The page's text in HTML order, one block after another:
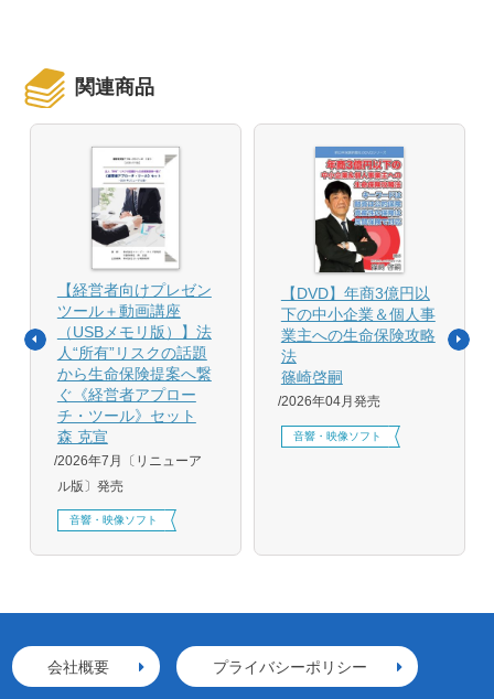
関連商品
【経営者向けプレゼン
ツール＋動画講座
（USBメモリ版）】法
人“所有”リスクの話題
から生命保険提案へ繋
ぐ《経営者アプロー
チ・ツール》セット
森 克宣
2026年7月〔リニューア
ル版〕発売
音響・映像ソフト
【DVD】年商3億円以
下の中小企業＆個人事
業主への生命保険攻略
法
篠崎啓嗣
2026年04月発売
音響・映像ソフト
会社概要 プライバシーポリシー